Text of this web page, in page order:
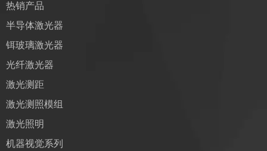
热销产品
半导体激光器
铒玻璃激光器
光纤激光器
激光测距
激光测照模组
激光照明
机器视觉系列